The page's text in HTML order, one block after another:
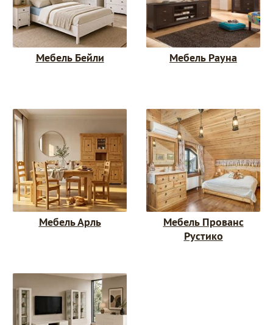
Мебель Бейли Мебель Рауна
Мебель Арль
Мебель Прованс
Рустико